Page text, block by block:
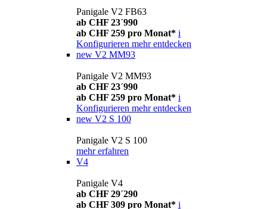
Panigale V2 FB63
ab CHF 23´990
ab CHF 259 pro Monat* i
Konfigurieren mehr entdecken
new V2 MM93
Panigale V2 MM93
ab CHF 23´990
ab CHF 259 pro Monat* i
Konfigurieren mehr entdecken
new V2 S 100
Panigale V2 S 100
mehr erfahren
V4
Panigale V4
ab CHF 29´290
ab CHF 309 pro Monat* i